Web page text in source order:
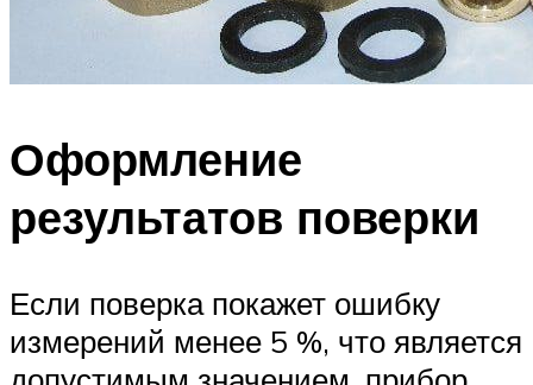
Оформление
результатов поверки
Если поверка покажет ошибку
измерений менее 5 %, что является